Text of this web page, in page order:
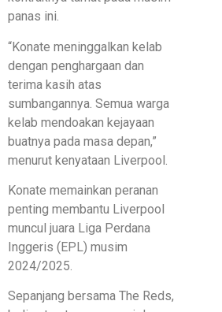
panas ini.
“Konate meninggalkan kelab
dengan penghargaan dan
terima kasih atas
sumbangannya. Semua warga
kelab mendoakan kejayaan
buatnya pada masa depan,”
menurut kenyataan Liverpool.
Konate memainkan peranan
penting membantu Liverpool
muncul juara Liga Perdana
Inggeris (EPL) musim
2024/2025.
Sepanjang bersama The Reds,